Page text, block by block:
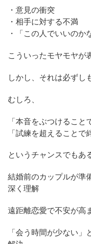
・意見の衝突
・相手に対する不満
・「この人でいいのか
こういったモヤモヤが
しかし、それは必ずし
むしろ、
「本音をぶつけること
「試練を超えることで
というチャンスでもあ
結婚前のカップルが準
深く理解
遠距離恋愛で不安が高
「会う時間が少ない